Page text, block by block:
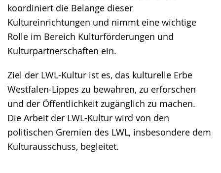
koordiniert die Belange dieser
Kultureinrichtungen und nimmt eine wichtige
Rolle im Bereich Kulturförderungen und
Kulturpartnerschaften ein.
Ziel der LWL-Kultur ist es, das kulturelle Erbe
Westfalen-Lippes zu bewahren, zu erforschen
und der Öffentlichkeit zugänglich zu machen.
Die Arbeit der LWL-Kultur wird von den
politischen Gremien des LWL, insbesondere dem
Kulturausschuss, begleitet.